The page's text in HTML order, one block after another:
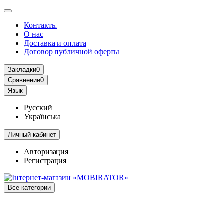
Контакты
О нас
Доставка и оплата
Договор публичной оферты
Закладки0
Сравнение0
Язык
Русский
Українська
Личный кабинет
Авторизация
Регистрация
Все категории